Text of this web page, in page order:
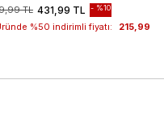
431,99 TL
TL %10
%50 indirimli fiyatı:
215,99